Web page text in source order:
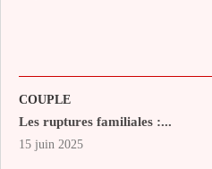
COUPLE
Les ruptures familiales :...
15 juin 2025